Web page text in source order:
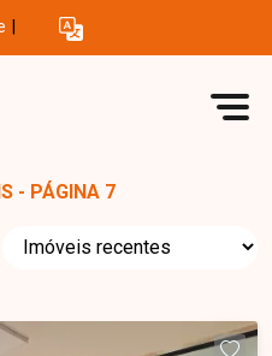
- PÁGINA 7